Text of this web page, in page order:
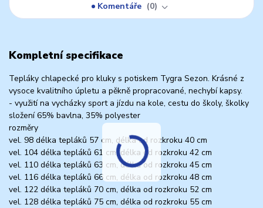
Komentáře
0
Kompletní specifikace
Tepláky chlapecké pro kluky s potiskem Tygra Sezon. Krásné z
vysoce kvalitního úpletu a pěkně propracované, nechybí kapsy.
- využití na vycházky sport a jízdu na kole, cestu do školy, školky
složení 65% bavlna, 35% polyester
rozměry
vel. 98 délka tepláků 57 cm, délka od rozkroku 40 cm
vel. 104 délka tepláků 61 cm, délka od rozkroku 42 cm
vel. 110 délka tepláků 63 cm, délka od rozkroku 45 cm
vel. 116 délka tepláků 66 cm, délka od rozkroku 48 cm
vel. 122 délka tepláků 70 cm, délka od rozkroku 52 cm
vel. 128 délka tepláků 75 cm, délka od rozkroku 55 cm